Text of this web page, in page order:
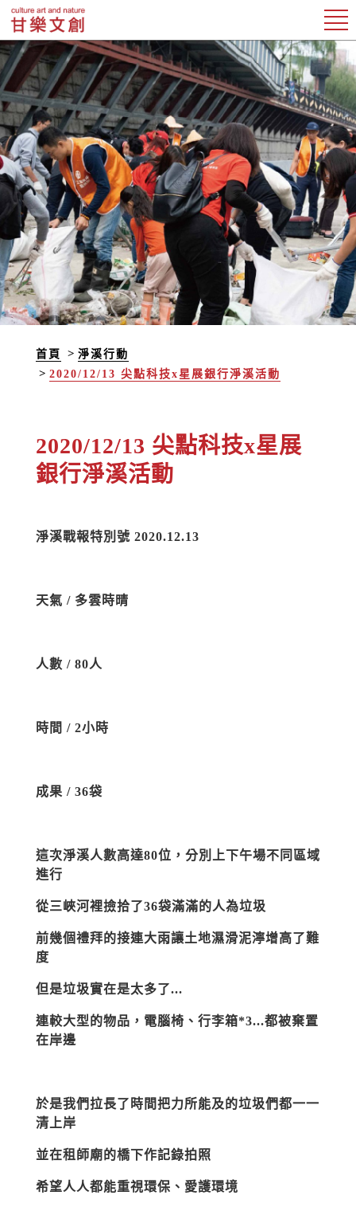
首頁
淨溪行動
2020/12/13 尖點科技x星展銀行淨溪活動
2020/12/13 尖點科技x星展
銀行淨溪活動
淨溪戰報特別號 2020.12.13
天氣 / 多雲時晴
人數 / 80人
時間 / 2小時
成果 / 36袋
這次淨溪人數高達80位，分別上下午場不同區域
進行
從三峽河裡撿拾了36袋滿滿的人為垃圾
前幾個禮拜的接連大雨讓土地濕滑泥濘增高了難
度
但是垃圾實在是太多了...
連較大型的物品，電腦椅、行李箱*3...都被棄置
在岸邊
於是我們拉長了時間把力所能及的垃圾們都一一
清上岸
並在租師廟的橋下作記錄拍照
希望人人都能重視環保、愛護環境